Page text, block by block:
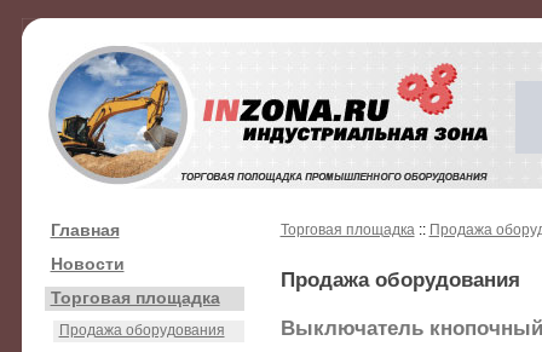
Главная
Новости
Торговая площадка
Продажа оборудования
Торговая площадка:: Продажа
Продажа оборудования
Выключатель